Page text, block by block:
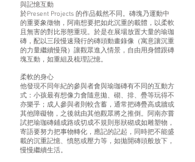
與記憶互動
於Present Projects 的作品截然不同。磚塊乃運動中
的重要象徵物，阿南想要把如此沉重的載體，以柔軟
且無害的對比形態重現。於是在展場放置大量的瑜珈
磚，配以三段慢速飛行的磚頭動畫錄像（寓意讓沉重
的力量繼續慢飛）讓觀眾進入情景，自由用身體跟磚
塊互動，如重組及梳理記憶。
柔軟的身心
他發現不同年紀的參與者會與瑜珈磚有不同的互動方
式：小孩最有想像力會隨意拋、砌、排、疊等玩得不
亦樂乎；成人參與者則較含蓄，通常把磚疊高成牆或
其他障礙物，之後就由其他觀眾將之推倒。阿南亦嘗
試把瑜珈磚鋪成路或切成不規則形狀砌成如雕塑物，
寄語要努力把事物轉化，應記的記起，同時把不能盛
載的沉重記憶、憤怒或壓力等，如拋開磚頭般放下，
慢慢繼續生活。